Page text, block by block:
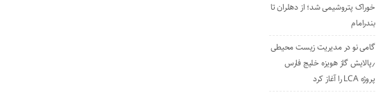
خوراک پتروشیمی شد؛ از دهلران تا
بندرامام
گامی نو در مدیریت زیست ‌محیطی
٫پالایش گاز هویزه خلیج ‌فارس
پروژه LCA را آغاز کرد